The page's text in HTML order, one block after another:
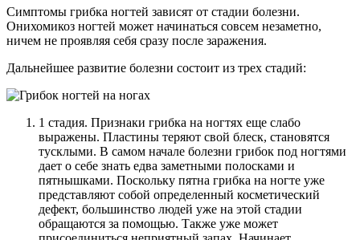
Симптомы грибка ногтей зависят от стадии болезни.
Онихомикоз ногтей может начинаться совсем незаметно,
ничем не проявляя себя сразу после заражения.
Дальнейшее развитие болезни состоит из трех стадий:
1 стадия. Признаки грибка на ногтях еще слабо
выражены. Пластины теряют свой блеск, становятся
тусклыми. В самом начале болезни грибок под ногтями
дает о себе знать едва заметными полосками и
пятнышками. Поскольку пятна грибка на ногте уже
представляют собой определенный косметический
дефект, большинство людей уже на этой стадии
обращаются за помощью. Также уже может